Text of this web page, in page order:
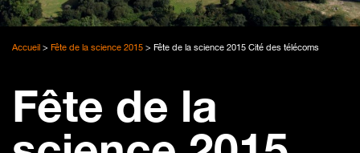
Accueil > Fête de la science 2015 > Fête de la science 2015 Cité des télécoms
Fête de la